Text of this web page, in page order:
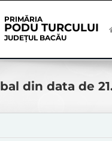
PRIMĂRIA
PODU TURCULUI
JUDEȚUL BACĂU
din data de